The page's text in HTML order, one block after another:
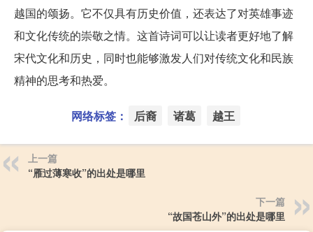
越国的颂扬。它不仅具有历史价值，还表达了对英雄事迹
和文化传统的崇敬之情。这首诗词可以让读者更好地了解
宋代文化和历史，同时也能够激发人们对传统文化和民族
精神的思考和热爱。
网络标签： 后裔 诸葛 越王
上一篇
“雁过薄寒收”的出处是哪里
下一篇
“故国苍山外”的出处是哪里